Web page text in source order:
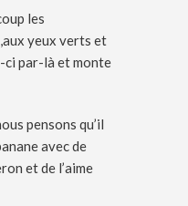
les
yeux verts et
ci par-là et monte
pensons qu’il
avec de
et de l’aime